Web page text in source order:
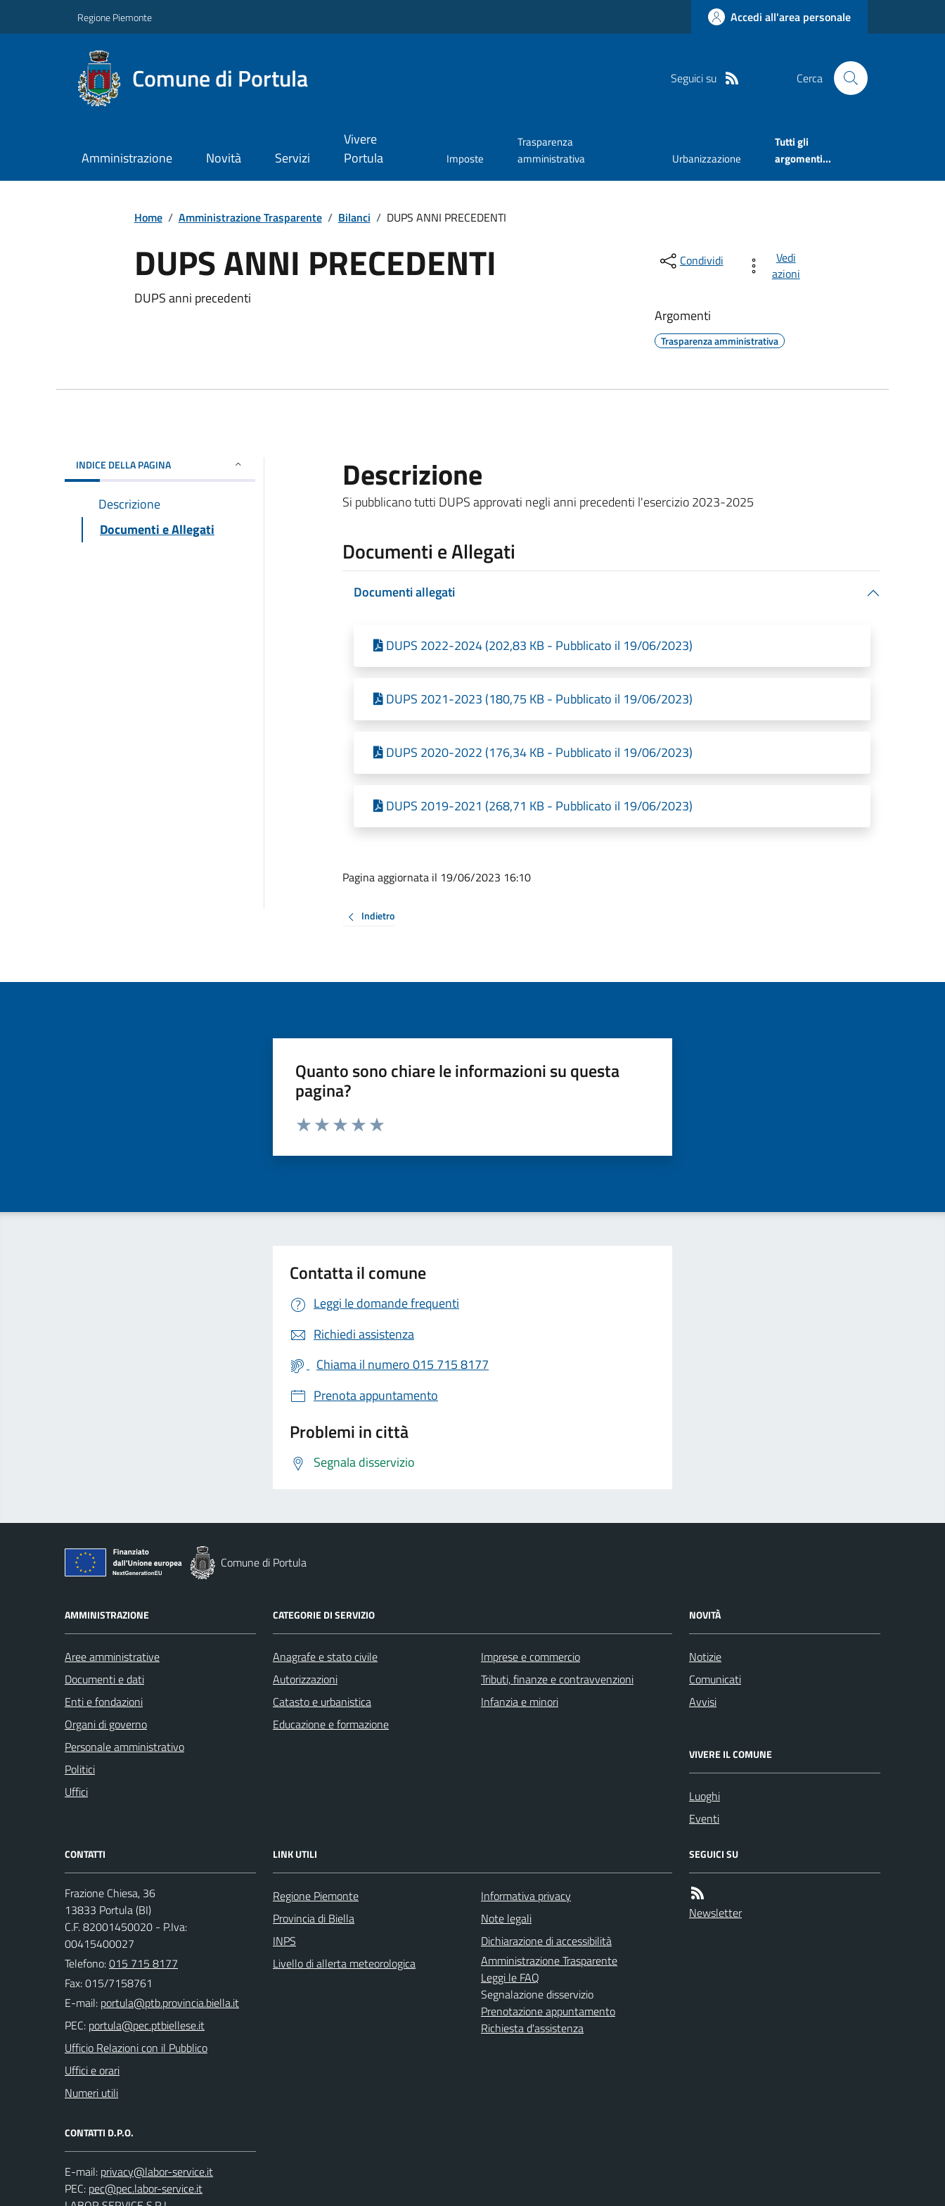
Regione Piemonte Accedi all'area personale
Comune di Portula Seguici su Cerca
Amministrazione Novità Servizi
Vivere
Portula
Imposte
Trasparenza
amministrativa
Urbanizzazione
Tutti gli
argomenti...
Home / Amministrazione Trasparente / Bilanci / DUPS ANNI PRECEDENTI
DUPS ANNI PRECEDENTI
DUPS anni precedenti
Condividi
Vedi
azioni
Argomenti
Trasparenza amministrativa
INDICE DELLA PAGINA
Descrizione
Documenti e Allegati
Descrizione
Si pubblicano tutti DUPS approvati negli anni precedenti l'esercizio 2023-2025
Documenti e Allegati
Documenti allegati
DUPS 2022-2024 (202,83 KB - Pubblicato il 19/06/2023)
DUPS 2021-2023 (180,75 KB - Pubblicato il 19/06/2023)
DUPS 2020-2022 (176,34 KB - Pubblicato il 19/06/2023)
DUPS 2019-2021 (268,71 KB - Pubblicato il 19/06/2023)
Pagina aggiornata il 19/06/2023 16:10
Indietro
Quanto sono chiare le informazioni su questa
pagina?
Valuta da 1 a 5 stelle la pagina
Contatta il comune
Leggi le domande frequenti
Richiedi assistenza
Chiama il numero 015 715 8177
Prenota appuntamento
Problemi in città
Segnala disservizio
Comune di Portula
AMMINISTRAZIONE
Aree amministrative
Documenti e dati
Enti e fondazioni
Organi di governo
Personale amministrativo
Politici
Uffici
CATEGORIE DI SERVIZIO
Anagrafe e stato civile
Autorizzazioni
Catasto e urbanistica
Educazione e formazione
Imprese e commercio
Tributi, finanze e contravvenzioni
Infanzia e minori
NOVITÀ
Notizie
Comunicati
Avvisi
VIVERE IL COMUNE
Luoghi
Eventi
CONTATTI
Frazione Chiesa, 36
13833 Portula (BI)
C.F. 82001450020 - P.Iva:
00415400027
Telefono:015 715 8177
Fax: 015/7158761
E-mail:
PEC:
Ufficio Relazioni con il Pubblico
Uffici e orari
Numeri utili
CONTATTI D.P.O.
E-mail:
PEC:
LINK UTILI
Regione Piemonte
Provincia di Biella
INPS
Livello di allerta meteorologica
Informativa privacy
Note legali
Dichiarazione di accessibilità
Amministrazione Trasparente
Leggi le FAQ
Segnalazione disservizio
Prenotazione appuntamento
Richiesta d'assistenza
SEGUICI SU
Newsletter